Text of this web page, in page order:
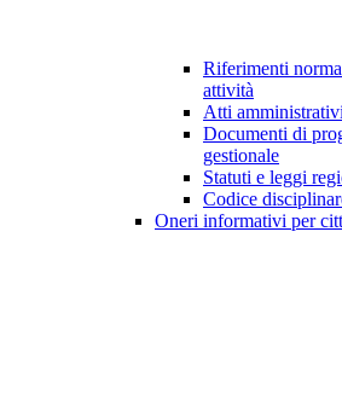
Riferimenti
attività
Atti
Documenti di
gestionale
Statuti e leggi
Codice
Oneri informativi per